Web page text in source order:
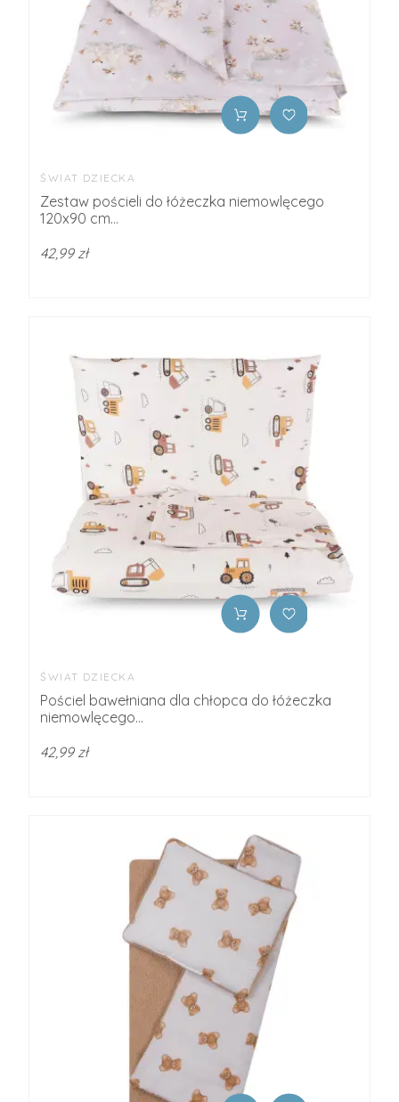
ŚWIAT DZIECKA
Zestaw pościeli do łóżeczka niemowlęcego
120x90 cm...
42,99 zł
ŚWIAT DZIECKA
Pościel bawełniana dla chłopca do łóżeczka
niemowlęcego...
42,99 zł